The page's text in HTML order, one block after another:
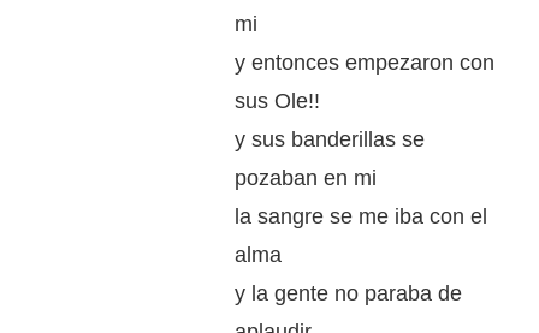
mi
y entonces empezaron con
sus Ole!!
y sus banderillas se
pozaban en mi
la sangre se me iba con el
alma
y la gente no paraba de